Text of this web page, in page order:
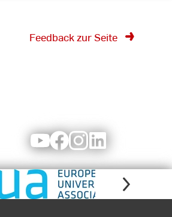
Feedback zur Seite
YoutubeFacebookInstagram